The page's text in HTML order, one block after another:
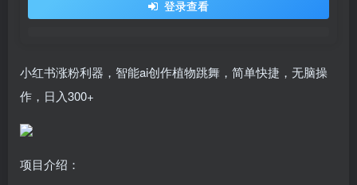
登录查看
小红书涨粉利器，智能ai创作植物跳舞，简单快捷，无脑操
作，日入300+
项目介绍：